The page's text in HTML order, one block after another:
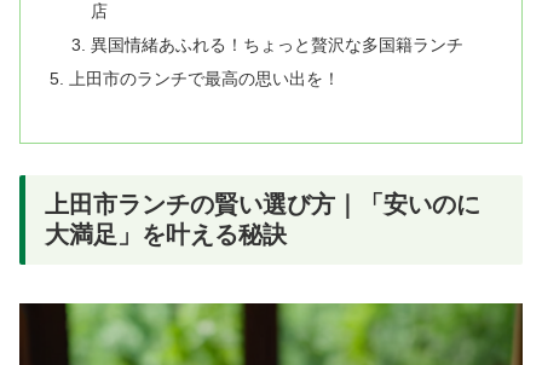
店
異国情緒あふれる！ちょっと贅沢な多国籍ランチ
上田市のランチで最高の思い出を！
上田市ランチの賢い選び方｜「安いのに
大満足」を叶える秘訣